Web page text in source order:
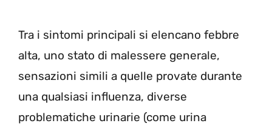
Tra i sintomi principali si elencano febbre
alta, uno stato di malessere generale,
sensazioni simili a quelle provate durante
una qualsiasi influenza, diverse
problematiche urinarie (come urina